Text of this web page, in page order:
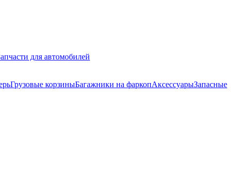
для автомобилей
Грузовые корзиныБагажники на фаркопАксессуарыЗапасные